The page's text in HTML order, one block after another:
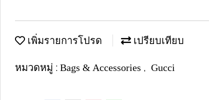
เพิ่มรายการโปรด เปรียบเทียบ
หมวดหมู่ : Bags & Accessories , Gucci